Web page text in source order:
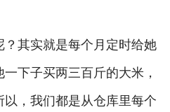
其实就是每个月定时给她
下子买两三百斤的大米，
，我们都是从仓库里每个